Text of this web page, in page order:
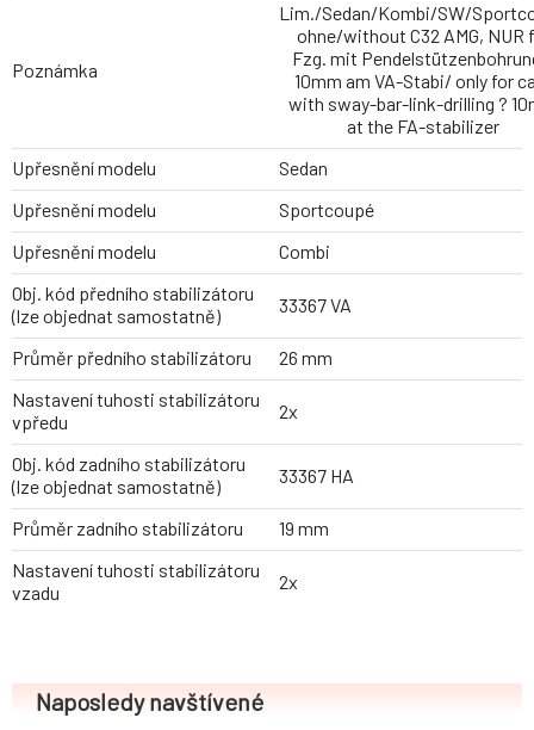
Poznámka
Lim./Sedan/Kombi/SW/
ohne/without C32 AMG, NUR
Fzg. mit
10mm am VA-Stabi/ only for
with sway-bar-link-drilling ?
at the FA-stabilizer
Upřesnění modelu
Sedan
Upřesnění modelu
Sportcoupé
Upřesnění modelu
Combi
Obj. kód předního stabilizátoru
(lze objednat samostatně)
33367 VA
Průměr předního stabilizátoru
26 mm
Nastavení tuhosti stabilizátoru
vpředu
2x
Obj. kód zadního stabilizátoru
(lze objednat samostatně)
33367 HA
Průměr zadního stabilizátoru
19 mm
Nastavení tuhosti stabilizátoru
vzadu
2x
Naposledy navštívené